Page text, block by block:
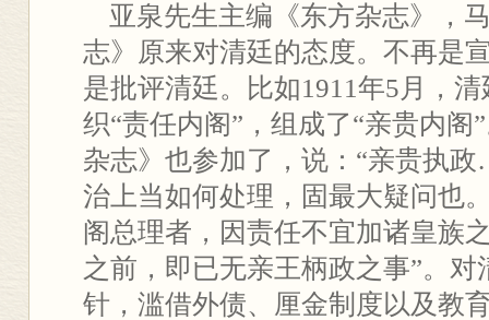
亚泉先生主编《东方杂志》，
志》原来对清廷的态度。不再是
是批评清廷。比如1911年5月，
织“责任内阁”，组成了“亲贵内阁
杂志》也参加了，说：“亲贵执
治上当如何处理，固最大疑问也
阁总理者，因责任不宜加诸皇族
之前，即已无亲王柄政之事”。
针，滥借外债、厘金制度以及教